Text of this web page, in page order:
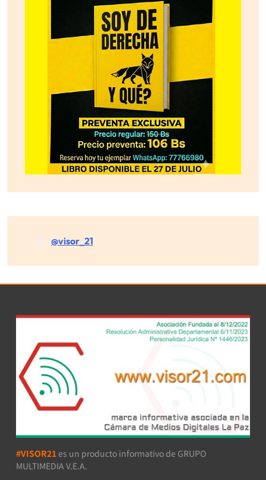
@visor_21
#VISOR21 es un producto informativo de GRUPO
MULTIMEDIA V.E.A.